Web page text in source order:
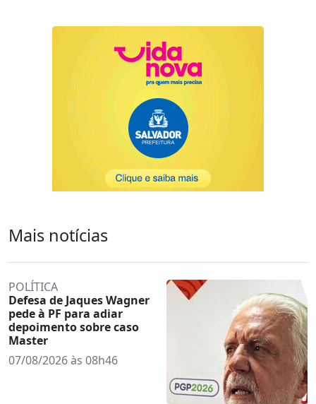
Mais notícias
POLÍTICA
Defesa de Jaques Wagner
pede à PF para adiar
depoimento sobre caso
Master
07/08/2026 às 08h46